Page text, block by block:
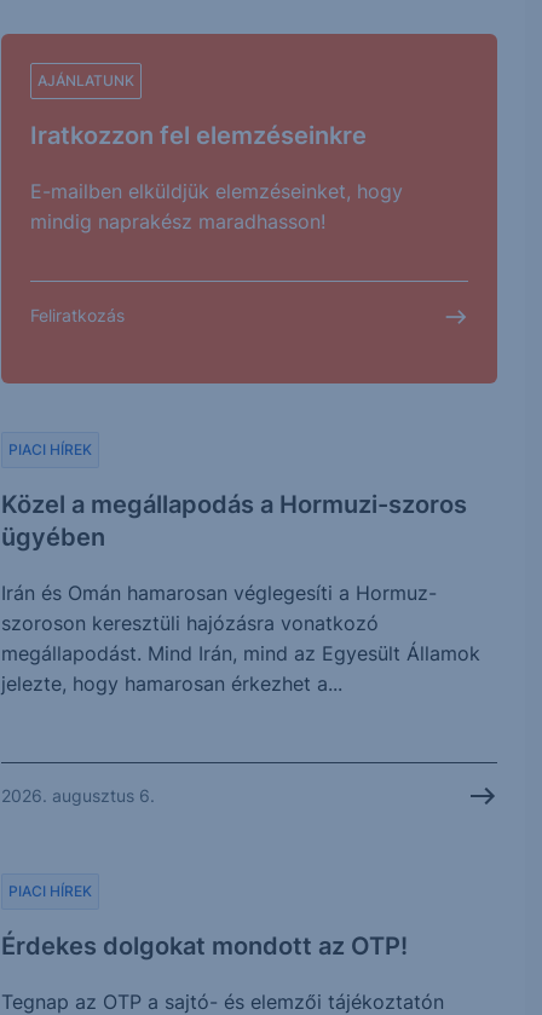
AJÁNLATUNK
Iratkozzon fel elemzéseinkre
E-mailben elküldjük elemzéseinket, hogy
mindig naprakész maradhasson!
Feliratkozás
Közel a megállapodás a Hormuzi-szoros
ügyében
PIACI HÍREK
Irán és Omán hamarosan véglegesíti a Hormuz-
szoroson keresztüli hajózásra vonatkozó
megállapodást. Mind Irán, mind az Egyesült Államok
jelezte, hogy hamarosan érkezhet a...
2026. augusztus 6.
Érdekes dolgokat mondott az OTP!
PIACI HÍREK
Tegnap az OTP a sajtó- és elemzői tájékoztatón